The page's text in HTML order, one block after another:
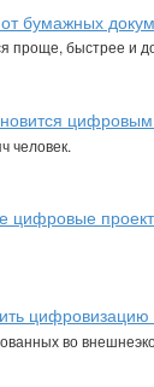
бумажных
проще, быстрее и
человек.
цифровые
цифровизацию
во